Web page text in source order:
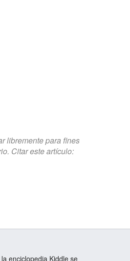
libremente para fines
Citar este artículo:
enciclopedia Kiddle se